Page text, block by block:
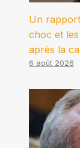
Un
choc et
après la
6 août 2026